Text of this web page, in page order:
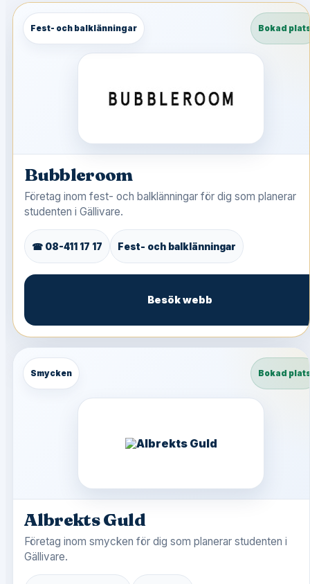
Fest- och balklänningar Bokad
Bubbleroom
Företag inom fest- och balklänningar för dig som planerar
studenten i Gällivare.
☎ 08-411 17 17 Fest- och balklänningar
Besök webb
Smycken Bokad
Albrekts Guld
Företag inom smycken för dig som planerar studenten i
Gällivare.